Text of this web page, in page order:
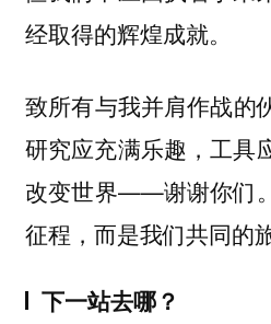
经取得的辉煌成就。
致所有与我并肩作战
研究应充满乐趣，工具
改变世界——谢谢你们
征程，而是我们共同的
下一站去哪？